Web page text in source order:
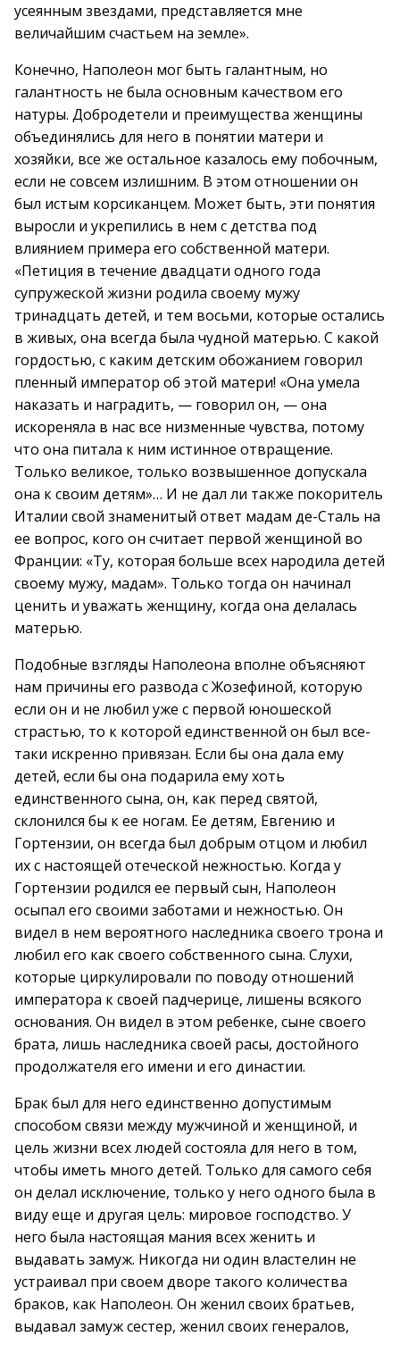
усеянным звездами, представляется мне
величайшим счастьем на земле».
Конечно, Наполеон мог быть галантным, но
галантность не была основным качеством его
натуры. Добродетели и преимущества женщины
объединялись для него в понятии матери и
хозяйки, все же остальное казалось ему побочным,
если не совсем излишним. В этом отношении он
был истым корсиканцем. Может быть, эти понятия
выросли и укрепились в нем с детства под
влиянием примера его собственной матери.
«Петиция в течение двадцати одного года
супружеской жизни родила своему мужу
тринадцать детей, и тем восьми, которые остались
в живых, она всегда была чудной матерью. С какой
гордостью, с каким детским обожанием говорил
пленный император об этой матери! «Она умела
наказать и наградить, — говорил он, — она
искореняла в нас все низменные чувства, потому
что она питала к ним истинное отвращение.
Только великое, только возвышенное допускала
она к своим детям»… И не дал ли также покоритель
Италии свой знаменитый ответ мадам де-Сталь на
ее вопрос, кого он считает первой женщиной во
Франции: «Ту, которая больше всех народила детей
своему мужу, мадам». Только тогда он начинал
ценить и уважать женщину, когда она делалась
матерью.
Подобные взгляды Наполеона вполне объясняют
нам причины его развода с Жозефиной, которую
если он и не любил уже с первой юношеской
страстью, то к которой единственной он был все-
таки искренно привязан. Если бы она дала ему
детей, если бы она подарила ему хоть
единственного сына, он, как перед святой,
склонился бы к ее ногам. Ее детям, Евгению и
Гортензии, он всегда был добрым отцом и любил
их с настоящей отеческой нежностью. Когда у
Гортензии родился ее первый сын, Наполеон
осыпал его своими заботами и нежностью. Он
видел в нем вероятного наследника своего трона и
любил его как своего собственного сына. Слухи,
которые циркулировали по поводу отношений
императора к своей падчерице, лишены всякого
основания. Он видел в этом ребенке, сыне своего
брата, лишь наследника своей расы, достойного
продолжателя его имени и его династии.
Брак был для него единственно допустимым
способом связи между мужчиной и женщиной, и
цель жизни всех людей состояла для него в том,
чтобы иметь много детей. Только для самого себя
он делал исключение, только у него одного была в
виду еще и другая цель: мировое господство. У
него была настоящая мания всех женить и
выдавать замуж. Никогда ни один властелин не
устраивал при своем дворе такого количества
браков, как Наполеон. Он женил своих братьев,
выдавал замуж сестер, женил своих генералов,